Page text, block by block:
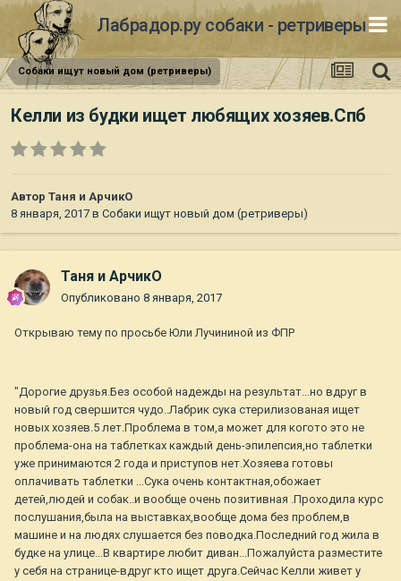
Лабрадор.ру собаки - ретриверы
Собаки ищут новый дом (ретриверы)
Келли из будки ищет любящих хозяев.Спб
Автор Таня и АрчикО
8 января, 2017 в Собаки ищут новый дом (ретриверы)
Таня и АрчикО
Опубликовано 8 января, 2017
Открываю тему по просьбе Юли Лучининой из ФПР
"Дорогие друзья.Без особой надежды на результат...но вдруг в
новый год свершится чудо..Лабрик сука стерилизованая ищет
новых хозяев.5 лет.Проблема в том,а может для когото это не
проблема-она на таблетках каждый день-эпилепсия,но таблетки
уже принимаются 2 года и приступов нет.Хозяева готовы
оплачивать таблетки ...Сука очень контактная,обожает
детей,людей и собак..и вообще очень позитивная .Проходила курс
послушания,была на выставках,вообще дома без проблем,в
машине и на людях слушается без поводка.Последний год жила в
будке на улице...В квартире любит диван...Пожалуйста разместите
у себя на странице-вдруг кто ищет друга.Сейчас Келли живет у